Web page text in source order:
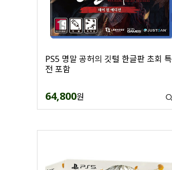
PS5 명말 공허의 깃털 한글판 초회 특
전 포함
64,800원